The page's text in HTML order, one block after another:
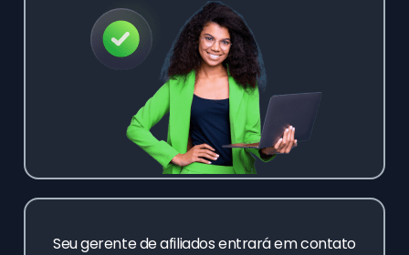
Seu gerente de afiliados entrará em contato